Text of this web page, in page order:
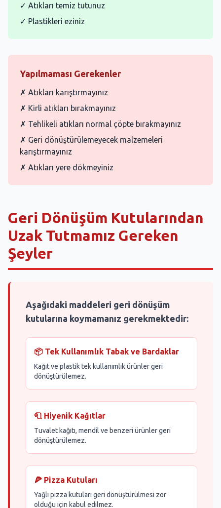
✓ Atıkları temiz tutunuz
✓ Plastikleri eziniz
Yapılmaması Gerekenler
✗ Atıkları karıştırmayınız
✗ Kirli atıkları bırakmayınız
✗ Tehlikeli atıkları normal çöpte bırakmayınız
✗ Geri dönüştürülemeyecek malzemeleri
karıştırmayınız
✗ Atıkları yere dökmeyiniz
Geri Dönüşüm Kutularından
Uzak Tutmamız Gereken
Şeyler
Aşağıdaki maddeleri geri dönüşüm
kutularına koymamanız gerekmektedir:
📦 Tek Kullanımlık Tabak ve Bardaklar
Kağıt ve plastik tek kullanımlık ürünler geri
dönüştürülemez.
🧻 Hiyenik Kağıtlar
Tuvalet kağıtı, mendil ve benzeri ürünler geri
dönüştürülemez.
🍕 Pizza Kutuları
Yağlı pizza kutuları geri dönüştürülmesi zor
olduğu için kabul edilmez.